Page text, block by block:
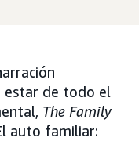
estar de todo el
The Family
auto familiar: